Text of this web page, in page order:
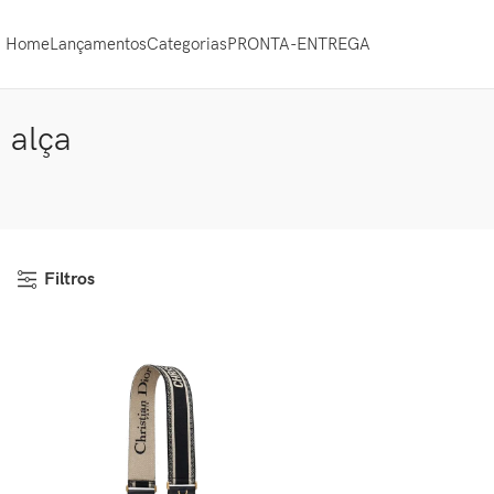
HomeLançamentosCategoriasPRONTA-ENTREGA
alça
Filtros